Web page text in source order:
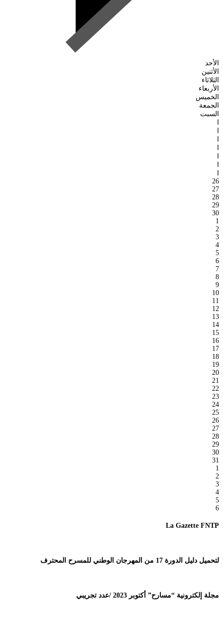
الأحد
الأثنين
الثلاثاء
الأربعاء
الخميس
الجمعة
السبت
26
27
28
29
30
1
2
3
4
5
6
7
8
9
10
11
12
13
14
15
16
17
18
19
20
21
22
23
24
25
26
27
28
29
30
31
1
2
3
4
5
6
La Gazette FNTP
لتحميل دليل الدورة 17 من المهرجان الوطني للمسرح المحترف
مجلة إلكترونية “مسارح” أكتوبر 2023 /عدد تجريبي